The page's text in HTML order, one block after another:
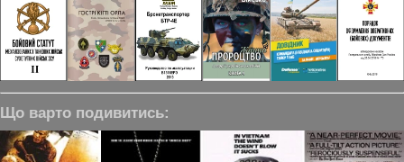
Що варто подивитись: